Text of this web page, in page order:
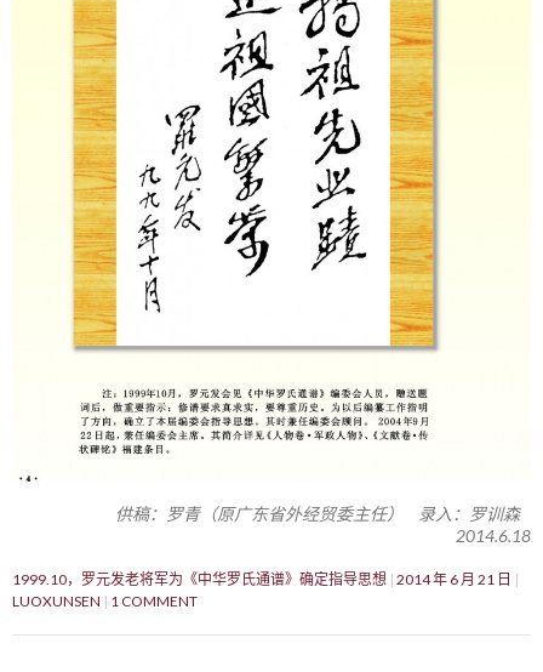
供稿：罗青（原广东省外经贸委主任） 录入：罗训森
2014.6.18
1999.10，罗元发老将军为《中华罗氏通谱》确定指导思想 2014 年 6 月 21 日
LUOXUNSEN
1 COMMENT